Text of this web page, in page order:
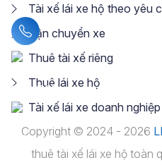
Tài xế lái xe hộ theo yêu
Vận chuyển xe
Thuê tài xế riêng
Thuê lái xe hộ
Tài xế lái xe doanh nghiệp
Copyright © 2024 - 2026
thuê tài xế lái xe hộ toàn
Liên hệ hotline